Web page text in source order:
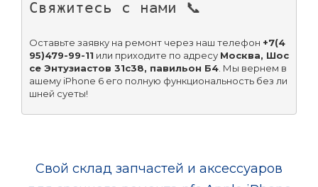
Свяжитесь с нами 📞
Оставьте заявку на ремонт через наш телефон +7(4
95)479-99-11 или приходите по адресу Москва, Шос
се Энтузиастов 31с38, павильон Б4. Мы вернем в
ашему iPhone 6 его полную функциональность без ли
шней суеты!
Свой склад запчастей и аксессуаров